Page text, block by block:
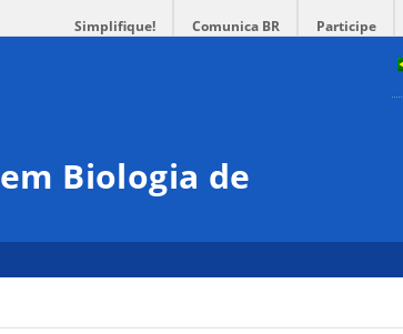
Simplifique! Comunica BR Participe
Biologia de